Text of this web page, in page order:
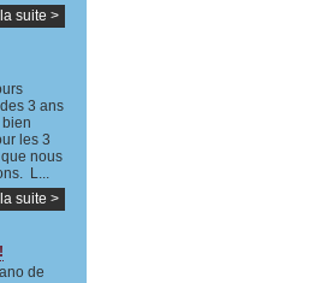
suite >
3 ans
bien
les 3
nous
L...
suite >
de